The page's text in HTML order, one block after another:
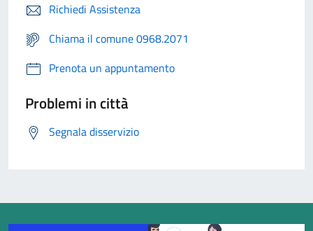
Richiedi Assistenza
Chiama il comune 0968.2071
Prenota un appuntamento
Problemi in città
Segnala disservizio